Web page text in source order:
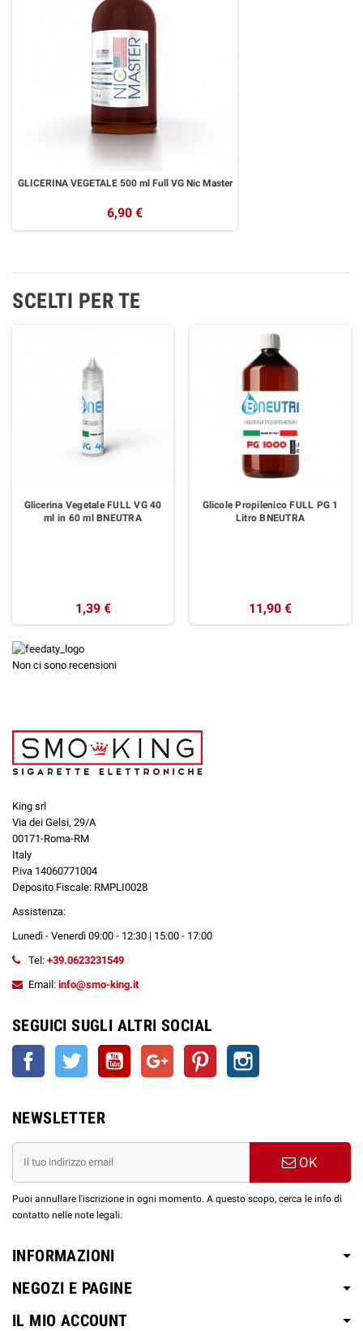
GLICERINA VEGETALE 500 ml Full VG Nic Master
6,90 €
SCELTI PER TE
Glicerina Vegetale FULL VG 40
ml in 60 ml BNEUTRA
1,39 €
Glicole Propilenico FULL PG 1
Litro BNEUTRA
11,90 €
Non ci sono recensioni
King srl
Via dei Gelsi, 29/A
00171-Roma-RM
Italy
P.iva 14060771004
Deposito Fiscale: RMPLI0028
Assistenza:
Lunedì - Venerdì 09:00 - 12:30 | 15:00 - 17:00
Tel: +39.0623231549
Email: info@smo-king.it
SEGUICI SUGLI ALTRI SOCIAL
Facebook Twitter YouTube Google+ Pinterest
NEWSLETTER
OK
Puoi annullare l'iscrizione in ogni momento. A questo scopo, cerca le info di
contatto nelle note legali.
INFORMAZIONI
NEGOZI E PAGINE
IL MIO ACCOUNT